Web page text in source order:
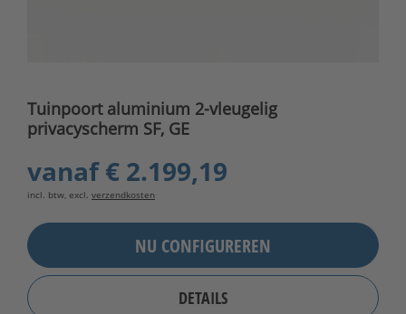
Tuinpoort aluminium 2-vleugelig
privacyscherm SF, GE
vanaf€ 2.199,19
incl. btw, excl. verzendkosten
NU CONFIGUREREN
DETAILS